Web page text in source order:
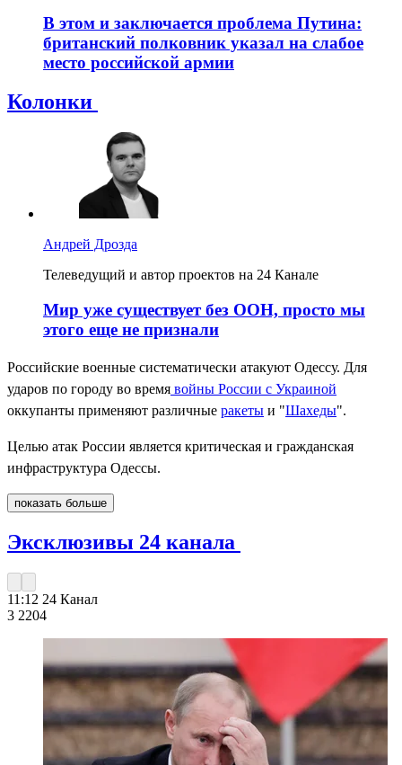
В этом и заключается проблема Путина:
британский полковник указал на слабое
место российской армии
Колонки
Андрей Дрозда
Телеведущий и автор проектов на 24 Канале
Мир уже существует без ООН, просто мы
этого еще не признали
Российские военные систематически атакуют Одессу. Для
ударов по городу во время войны России с Украиной
оккупанты применяют различные ракеты и "Шахеды".
Целью атак России является критическая и гражданская
инфраструктура Одессы.
показать больше
Эксклюзивы 24 канала
11:12 24 Канал
3 2204